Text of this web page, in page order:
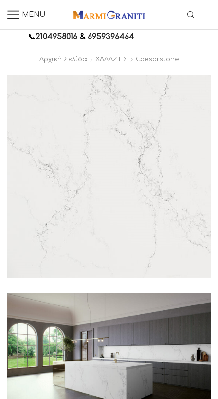
MENU
📞2104958016 &6959396464
Αρχική Σελίδα ΧΑΛΑΖΙΕΣ Caesarstone